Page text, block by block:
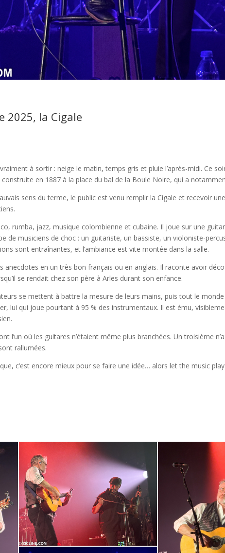
2025, la Cigale
à sortir : neige le matin, temps gris et pluie l’après-midi. Ce
construite en 1887 à la place du bal de la Boule Noire, qui a
sens du terme, le public est venu remplir la Cigale et recevoir
rumba, jazz, musique colombienne et cubaine. Il joue sur une
de musiciens de choc : un guitariste, un bassiste, un violoniste-
sont entraînantes, et l’ambiance est vite montée dans la salle.
anecdotes en un très bon français ou en anglais. Il raconte avoir
se rendait chez son père à Arles durant son enfance.
se mettent à battre la mesure de leurs mains, puis tout le
lui qui joue pourtant à 95 % des instrumentaux. Il est ému,
l’un où les guitares n’étaient même plus branchées. Un troisième
rallumées.
c’est encore mieux pour se faire une idée… alors let the music play.